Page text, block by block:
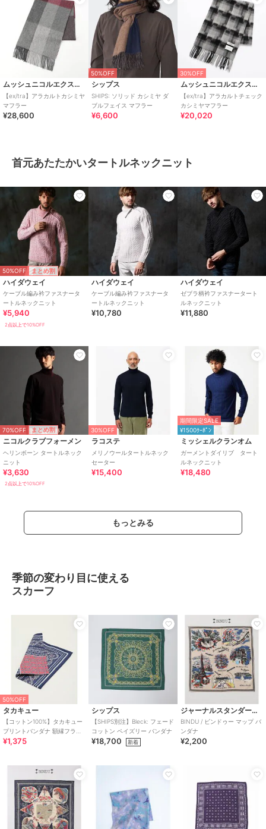
ムッシュニコルエクストラ
【ex/tra】アラカルトカシミヤ
マフラー
¥28,600
50%OFF
シップス
SHIPS: ソリッド カシミヤ ダ
ブルフェイス マフラー
¥6,600
30%OFF
ムッシュニコルエクストラ
【ex/tra】アラカルトチェック
カシミヤマフラー
¥20,020
首元あたたかいタートルネックニット
50%OFF まとめ割
ハイダウェイ
ケーブル編み衿ファスナータ
ートルネックニット
¥5,940
2点以上で10%OFF
ハイダウェイ
ケーブル編み衿ファスナータ
ートルネックニット
¥10,780
ハイダウェイ
ゼブラ柄衿ファスナータート
ルネックニット
¥11,880
70%OFF まとめ割
ニコルクラブフォーメン
ヘリンボーン タートルネック
ニット
¥3,630
2点以上で10%OFF
30%OFF
ラコステ
メリノウールタートルネック
セーター
¥15,400
期間限定SALE
¥1500ｸｰﾎﾟﾝ
ミッシェルクランオム
ガーメントダイリブ タート
ルネックニット
¥18,480
もっとみる
季節の変わり目に使える
スカーフ
50%OFF
タカキュー
【コットン100%】タカキュー
プリントバンダナ 額縁フラワ
ー
¥1,375
シップス
【SHIPS別注】Bleck: フェード
コットン ペイズリー バンダナ
¥18,700 新着
ジャーナルスタンダード レリューム
BINDU / ビンドゥー マップ バ
ンダナ
¥2,200